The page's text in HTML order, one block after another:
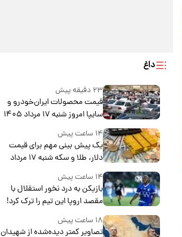
داغ
۲۳ دقیقه پیش
قیمت محصولات ایران‌خودرو و
سایپا امروز شنبه ۱۷ مرداد ۱۴۰۵
۱۴ ساعت پیش
یک پیش ‌بینی مهم برای قیمت
دلار، طلا و سکه شنبه ۱۷ مرداد
۱۴۰۵
۱۴ ساعت پیش
بازیکن به درد نخور استقلال با
مقصد اروپا این تیم را ترک کرد!
۱۸ ساعت پیش
تصاویر کمتر دیده‌شده از شهیدان